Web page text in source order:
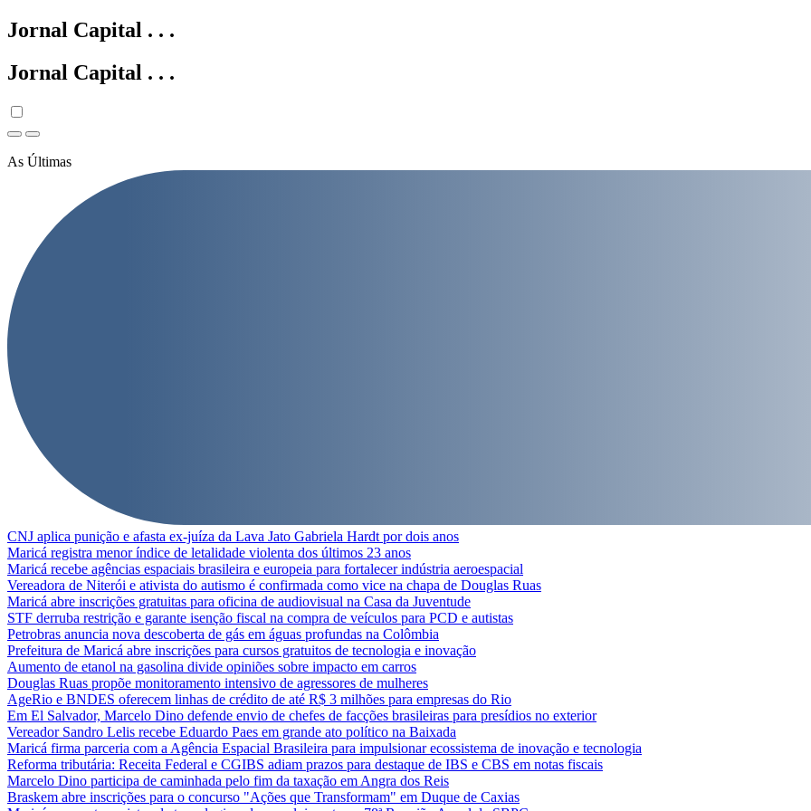
Jornal Capital . . .
Jornal Capital . . .
As Últimas
CNJ aplica punição e afasta ex-juíza da Lava Jato Gabriela Hardt por dois anos
Maricá registra menor índice de letalidade violenta dos últimos 23 anos
Maricá recebe agências espaciais brasileira e europeia para fortalecer indústria aeroespacial
Vereadora de Niterói e ativista do autismo é confirmada como vice na chapa de Douglas Ruas
Maricá abre inscrições gratuitas para oficina de audiovisual na Casa da Juventude
STF derruba restrição e garante isenção fiscal na compra de veículos para PCD e autistas
Petrobras anuncia nova descoberta de gás em águas profundas na Colômbia
Prefeitura de Maricá abre inscrições para cursos gratuitos de tecnologia e inovação
Aumento de etanol na gasolina divide opiniões sobre impacto em carros
Douglas Ruas propõe monitoramento intensivo de agressores de mulheres
AgeRio e BNDES oferecem linhas de crédito de até R$ 3 milhões para empresas do Rio
Em El Salvador, Marcelo Dino defende envio de chefes de facções brasileiras para presídios no exterior
Vereador Sandro Lelis recebe Eduardo Paes em grande ato político na Baixada
Maricá firma parceria com a Agência Espacial Brasileira para impulsionar ecossistema de inovação e tecnologia
Reforma tributária: Receita Federal e CGIBS adiam prazos para destaque de IBS e CBS em notas fiscais
Marcelo Dino participa de caminhada pelo fim da taxação em Angra dos Reis
Braskem abre inscrições para o concurso "Ações que Transformam" em Duque de Caxias